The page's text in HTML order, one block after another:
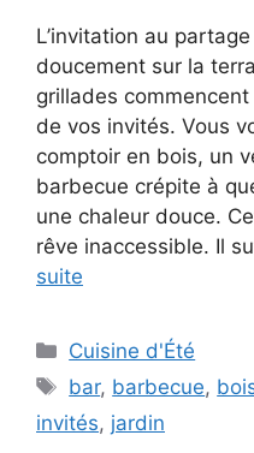
L’invitation au
doucement sur la
grillades
de vos invités. Vous
comptoir en bois, un
barbecue crépite à
une chaleur douce.
rêve inaccessible. Il
suite
Catégories
Cuisine d'Été
Étiquettes
bar, barbecue,
invités, jardin